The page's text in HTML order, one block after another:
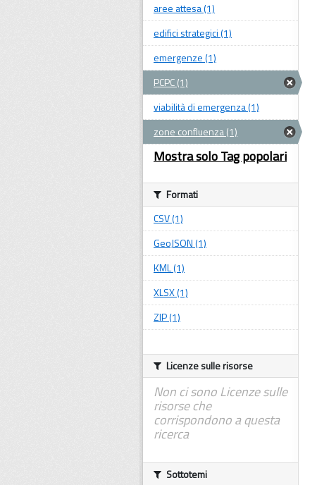
aree attesa (1)
edifici strategici (1)
emergenze (1)
PCPC (1)
viabilità di emergenza (1)
zone confluenza (1)
Mostra solo Tag popolari
Formati
CSV (1)
GeoJSON (1)
KML (1)
XLSX (1)
ZIP (1)
Licenze sulle risorse
Non ci sono Licenze sulle
risorse che
corrispondono a questa
ricerca
Sottotemi